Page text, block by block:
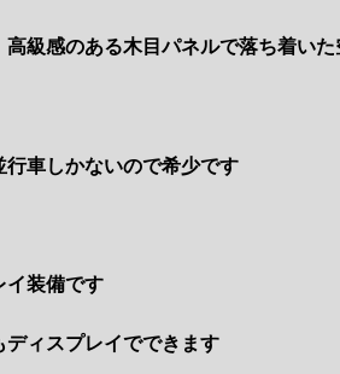
高級感のある木目パネルで落ち着い
行車しかないので希少です
イ装備です
ディスプレイでできます